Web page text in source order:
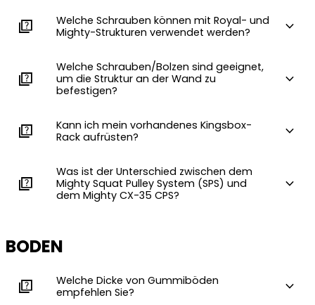
quiz
Welche Schrauben können mit Royal- und
Mighty-Strukturen verwendet werden?
expand_more
quiz
Welche Schrauben/Bolzen sind geeignet,
um die Struktur an der Wand zu
befestigen?
expand_more
quiz
Kann ich mein vorhandenes Kingsbox-
Rack aufrüsten?
expand_more
quiz
Was ist der Unterschied zwischen dem
Mighty Squat Pulley System (SPS) und
dem Mighty CX-35 CPS?
expand_more
BODEN
quiz
Welche Dicke von Gummiböden
empfehlen Sie?
expand_more